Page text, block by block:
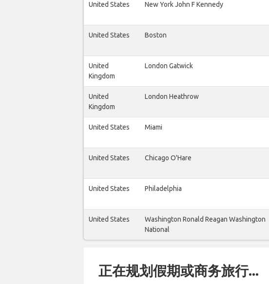
United States New York John F Kennedy
United States Boston
United
Kingdom
London Gatwick
United
Kingdom
London Heathrow
United States Miami
United States Chicago O'Hare
United States Philadelphia
United States
Washington Ronald Reagan Washington
National
正在规划假期或商务旅行...